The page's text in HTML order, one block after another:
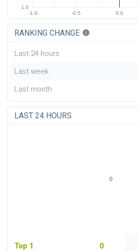
-1.0 -0.5 0.0
1.0
RANKING CHANGE info
Last 24 hours
Last week
Last month
LAST 24 HOURS
Top 1 0
0